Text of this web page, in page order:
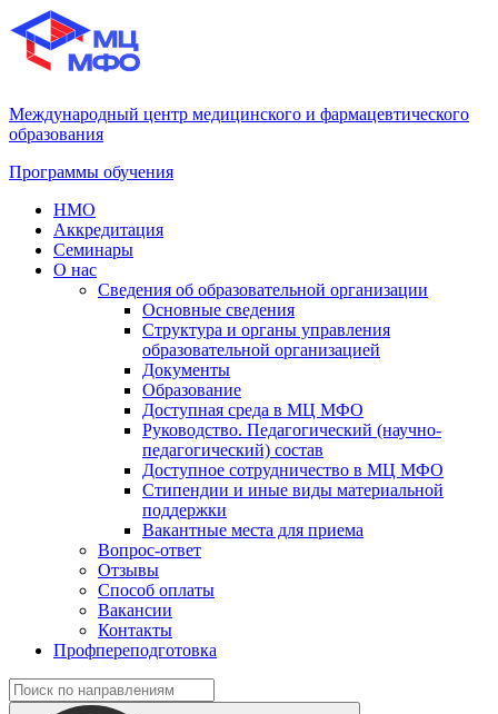
Международный центр медицинского и фармацевтического
образования
Программы обучения
НМО
Аккредитация
Семинары
О нас
Сведения об образовательной организации
Основные сведения
Структура и органы управления
образовательной организацией
Документы
Образование
Доступная среда в МЦ МФО
Руководство. Педагогический (научно-
педагогический) состав
Доступное сотрудничество в МЦ МФО
Стипендии и иные виды материальной
поддержки
Вакантные места для приема
Вопрос-ответ
Отзывы
Способ оплаты
Вакансии
Контакты
Профпереподготовка